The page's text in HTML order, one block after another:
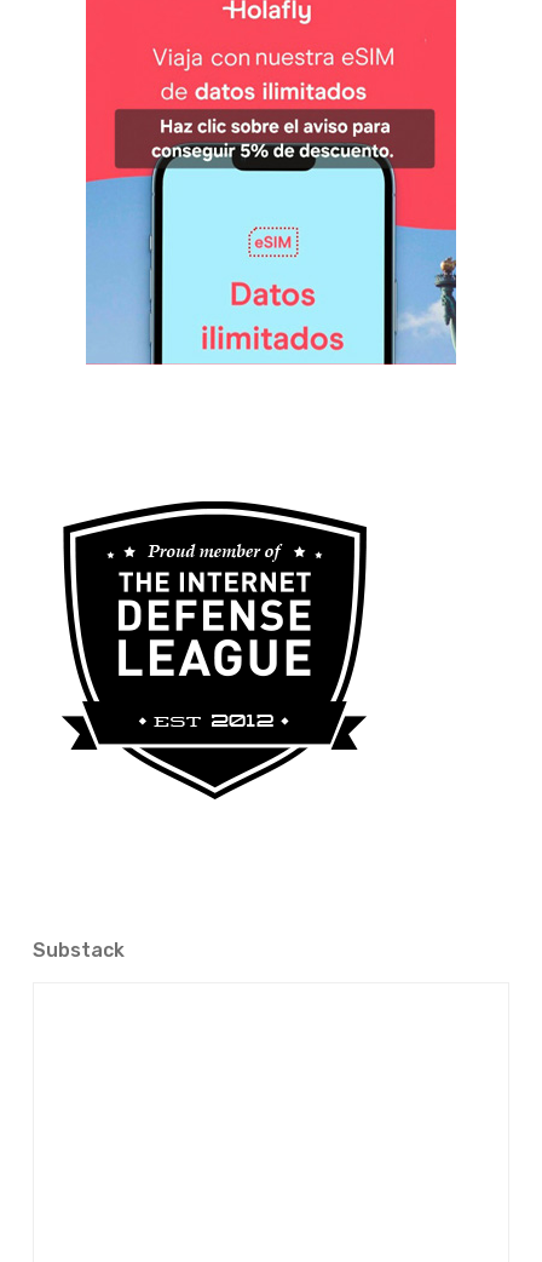
Substack